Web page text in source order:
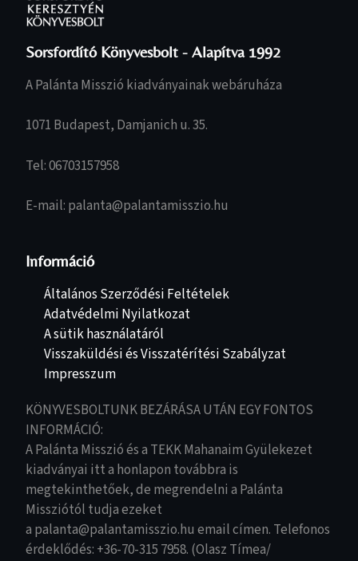
Sorsfordító Könyvesbolt - Alapítva 1992
A Palánta Misszió kiadványainak webáruháza
1071 Budapest, Damjanich u. 35.
Tel: 06703157958
E-mail: palanta@palantamisszio.hu
Információ
Általános Szerződési Feltételek
Adatvédelmi Nyilatkozat
A sütik használatáról
Visszaküldési és Visszatérítési Szabályzat
Impresszum
KÖNYVESBOLTUNK BEZÁRÁSA UTÁN EGY FONTOS
INFORMÁCIÓ:
A Palánta Misszió és a TEKK Mahanaim Gyülekezet
kiadványai itt a honlapon továbbra is
megtekinthetőek, de megrendelni a Palánta
Missziótól tudja ezeket
a palanta@palantamisszio.hu email címen. Telefonos
érdeklődés: +36-70-315 7958. (Olasz Tímea/